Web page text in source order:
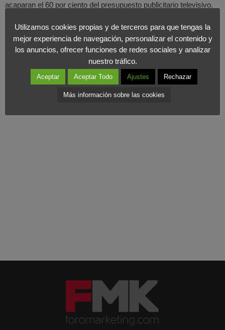
acaparan el 60 por ciento del presupuesto publicitario televisivo.
La inversión en los diarios, por su parte, ha decrecido un 2,9 por
ciento y el cine ha sido el soporte que ha tenido un mayor
aumento porcentual, más de un 147 por ciento. Sin embargo, las
cifras son poco representativas ya que tiene unos ingresos de 5,3
millones de euros.
Utilizamos cookies propias y de terceros para que tengas la
mejor experiencia de navegación, personalizar el contenido y
los anuncios, ofrecer funciones de redes sociales y analizar
nuestro tráfico.
Aceptar Aceptar Todo Ajustes Rechazar
Más información sobre las cookies